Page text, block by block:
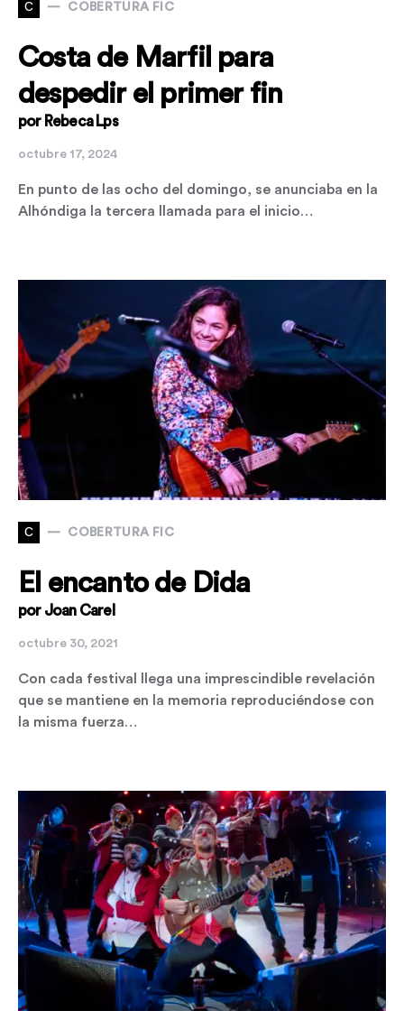
C COBERTURA FIC
Costa de Marfil para
despedir el primer fin
por Rebeca Lps
octubre 17, 2024
En punto de las ocho del domingo, se anunciaba en la
Alhóndiga la tercera llamada para el inicio…
C COBERTURA FIC
El encanto de Dida
por Joan Carel
octubre 30, 2021
Con cada festival llega una imprescindible revelación
que se mantiene en la memoria reproduciéndose con
la misma fuerza…